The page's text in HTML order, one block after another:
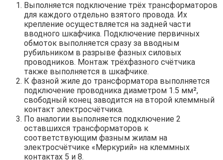
Выполняется подключение трёх трансформаторов
для каждого отдельно взятого провода. Их
крепление осуществляется на задней части
вводного шкафчика. Подключение первичных
обмоток выполняется сразу за вводным
рубильником в разрыве фазных силовых
проводников. Монтаж трёхфазного счётчика
также выполняется в шкафчике.
К фазной жиле до трансформатора выполняется
подключение проводника диаметром 1.5 мм²,
свободный конец заводится на второй клеммный
контакт электросчётчика.
По аналогии выполняется подключение 2
оставшихся трансформаторов к
соответствующим фазным жилам на
электросчётчике «Меркурий» на клеммных
контактах 5 и 8.